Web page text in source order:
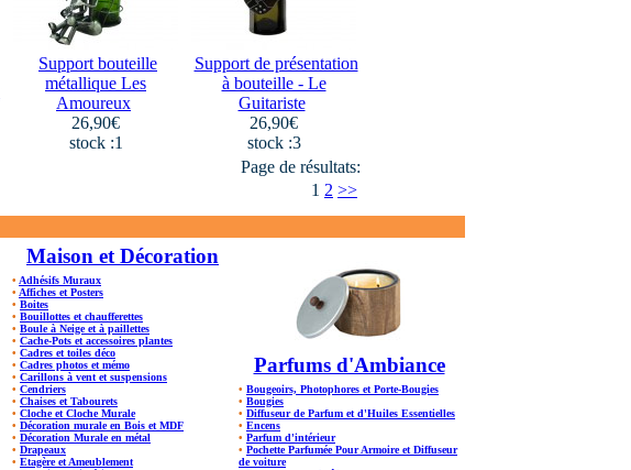
Support bouteille
métallique Les
Amoureux
26,90€
stock :1
Support de présentation
à bouteille - Le
Guitariste
26,90€
stock :3
Page de résultats:
1 2 >>
Maison et Décoration
• Adhésifs Muraux
• Affiches et Posters
• Boites
• Bouillottes et chaufferettes
• Boule à Neige et à paillettes
• Cache-Pots et accessoires plantes
• Cadres et toiles déco
• Cadres photos et mémo
• Carillons à vent et suspensions
• Cendriers
• Chaises et Tabourets
• Cloche et Cloche Murale
• Décoration murale en Bois et MDF
• Décoration Murale en métal
• Drapeaux
• Etagère et Ameublement
Parfums d'Ambiance
• Bougeoirs, Photophores et Porte-Bougies
• Bougies
• Diffuseur de Parfum et d'Huiles Essentielles
• Encens
• Parfum d'intérieur
• Pochette Parfumée Pour Armoire et Diffuseur
de voiture